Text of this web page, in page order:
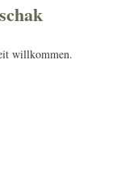
willkommen.